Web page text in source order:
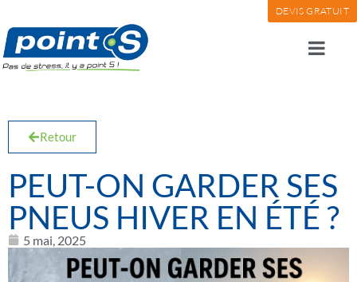
DEVIS GRATUIT
Retour
PEUT-ON GARDER SES
PNEUS HIVER EN ÉTÉ ?
5 mai, 2025